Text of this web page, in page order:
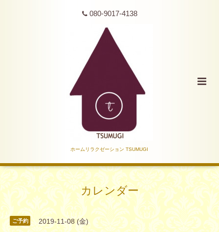
080-9017-4138
ホームリラクゼーション TSUMUGI
カレンダー
ご予約 2019-11-08 (金)